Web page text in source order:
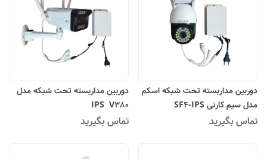
دوربین مداربسته تحت شبکه اسکم
مدل سیم کارتی SF4-IPS
SIMCARD 4G DUAL LENS
تماس بگیرید
دوربین مداربسته تحت شبکه مدل
IPS V380
تماس بگیرید